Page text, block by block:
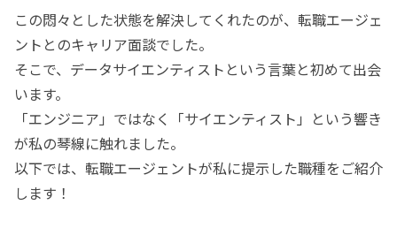
この悶々とした状態を解決してくれたのが、転職エージェ
ントとのキャリア面談でした。
そこで、データサイエンティストという言葉と初めて出会
います。
「エンジニア」ではなく「サイエンティスト」という響き
が私の琴線に触れました。
以下では、転職エージェントが私に提示した職種をご紹介
します！